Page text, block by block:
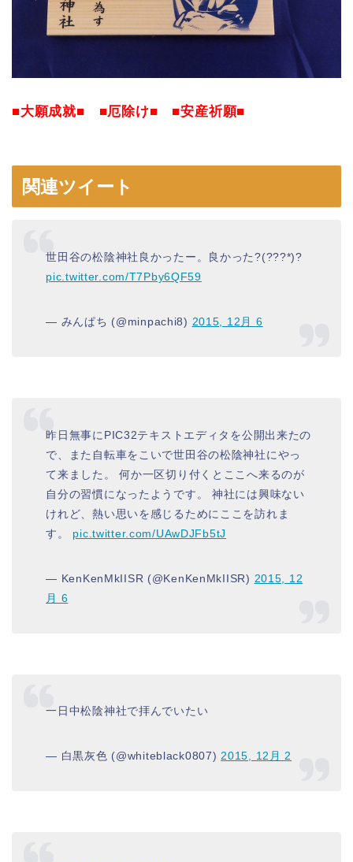
■大願成就■ ■厄除け■ ■安産祈願■
関連ツイート
世田谷の松陰神社良かったー。良かった?(???*)?
pic.twitter.com/T7Pby6QF59
— みんぱち (@minpachi8) 2015, 12月 6
昨日無事にPIC32テキストエディタを公開出来たの
で、また自転車をこいで世田谷の松陰神社にやっ
て来ました。 何か一区切り付くとここへ来るのが
自分の習慣になったようです。 神社には興味ない
けれど、熱い思いを感じるためにここを訪れま
す。 pic.twitter.com/UAwDJFb5tJ
— KenKenMkIISR (@KenKenMkIISR) 2015, 12
月 6
一日中松陰神社で拝んでいたい
— 白黒灰色 (@whiteblack0807)2015, 12月 2